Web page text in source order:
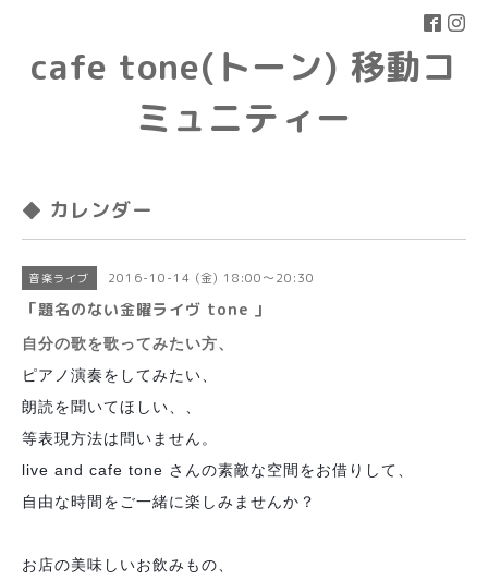
cafe tone(トーン) 移動コ
ミュニティー
◆ カレンダー
音楽ライブ 2016-10-14 (金) 18:00～20:30
「題名のない金曜ライヴ tone 」
自分の歌を歌ってみたい方、
ピアノ演奏をしてみたい、
朗読を聞いてほしい、、
等表現方法は問いません。
live and cafe tone さんの素敵な空間をお借りして、
自由な時間をご一緒に楽しみませんか？
お店の美味しいお飲みもの、